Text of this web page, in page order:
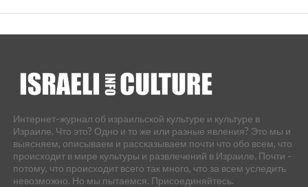
Интернет-журнал об израильской культуре и культуре в
Израиле. Что это? Одно и то же или разные явления? Это мы и
выясняем, описываем и рассказываем почти что обо всем, что
происходит в мире культуры и развлечений в Израиле. Почти -
потому, что происходит всего так много, что за всем уследить
невозможно. Но мы пытаемся. Присоединяйтесь.